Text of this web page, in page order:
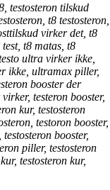
testosteron tilskud
t8 testosteron,
virker det, t8
t8 matas, t8
ultra virker ikke,
ikke, ultramax piller,
booster der
testeron booster,
kur, testosteron
testoron booster,
booster,
piller, testosteron
testosteron kur,